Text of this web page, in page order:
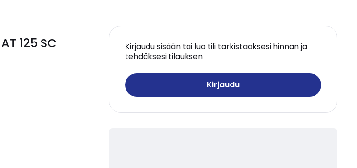
125 SC
Kirjaudu sisään tai luo tili tarkistaaksesi hinnan ja
tehdäksesi tilauksen
Kirjaudu